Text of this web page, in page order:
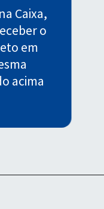
Caixa,
o
em
acima